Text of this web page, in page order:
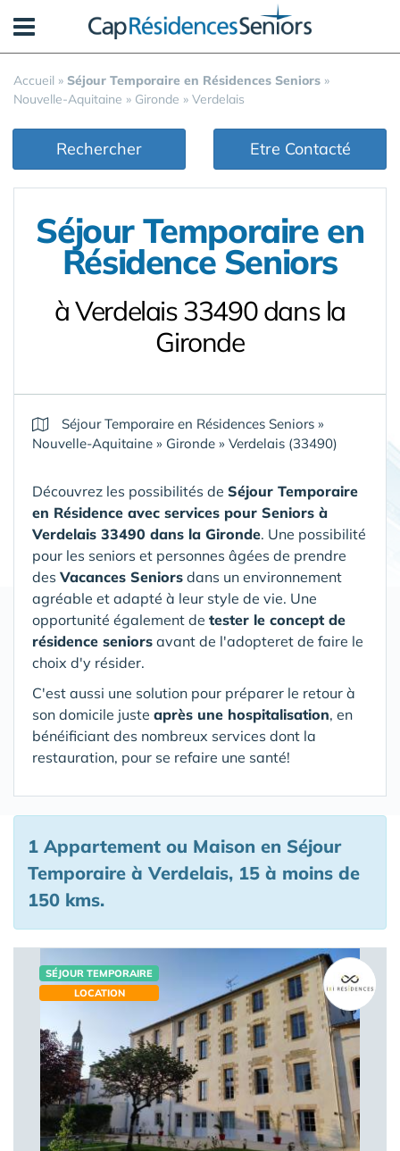
Accueil » Séjour Temporaire en Résidences Seniors »
Nouvelle-Aquitaine » Gironde » Verdelais
Rechercher Etre Contacté
Séjour Temporaire en
Résidence Seniors
à Verdelais 33490 dans la
Gironde
Séjour Temporaire en Résidences Seniors »
Nouvelle-Aquitaine » Gironde » Verdelais (33490)
Découvrez les possibilités de Séjour Temporaire
en Résidence avec services pour Seniors à
Verdelais 33490 dans la Gironde. Une possibilité
pour les seniors et personnes âgées de prendre
des Vacances Seniors dans un environnement
agréable et adapté à leur style de vie. Une
opportunité également de tester le concept de
résidence seniors avant de l'adopteret de faire le
choix d'y résider.
C'est aussi une solution pour préparer le retour à
son domicile juste après une hospitalisation, en
bénéificiant des nombreux services dont la
restauration, pour se refaire une santé!
1 Appartement ou Maison en Séjour
Temporaire à Verdelais, 15 à moins de
150 kms.
SÉJOUR TEMPORAIRE
LOCATION